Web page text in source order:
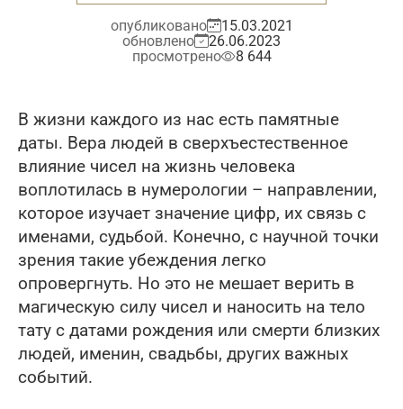
опубликовано
15.03.2021
обновлено
26.06.2023
просмотрено
8 644
В жизни каждого из нас есть памятные
даты. Вера людей в сверхъестественное
влияние чисел на жизнь человека
воплотилась в нумерологии – направлении,
которое изучает значение цифр, их связь с
именами, судьбой. Конечно, с научной точки
зрения такие убеждения легко
опровергнуть. Но это не мешает верить в
магическую силу чисел и наносить на тело
тату с датами рождения или смерти близких
людей, именин, свадьбы, других важных
событий.